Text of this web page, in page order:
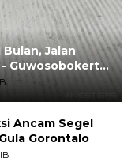
Jalan
Guwosobokerto
Ancam Segel
Gorontalo